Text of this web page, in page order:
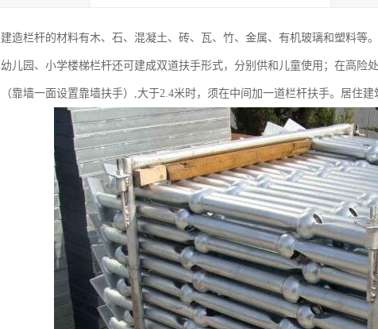
建造栏杆的材料有木、石、混凝土、砖、瓦、竹、金属、有机玻璃和塑料等
幼儿园、小学楼梯栏杆还可建成双道扶手形式，分别供和儿童使用；在高险
（靠墙一面设置靠墙扶手）,大于2.4米时，须在中间加一道栏杆扶手。居住